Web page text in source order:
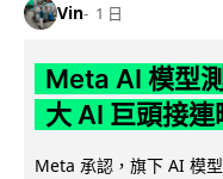
Vin 1 日
Meta AI 模型
大 AI 巨頭接連
Meta 承認，旗下 AI 模